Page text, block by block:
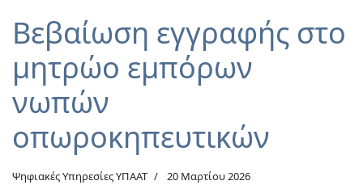
Βεβαίωση εγγραφής στο
μητρώο εμπόρων
νωπών
οπωροκηπευτικών
Ψηφιακές Υπηρεσίες ΥΠΑΑΤ 20 Μαρτίου 2026